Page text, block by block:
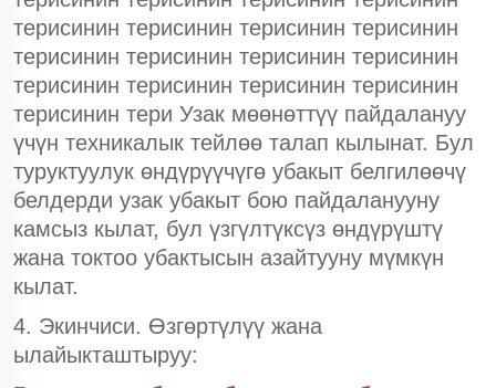
терисинин терисинин терисинин терисинин
терисинин терисинин терисинин терисинин
терисинин терисинин терисинин терисинин
терисинин тери Узак мөөнөттүү пайдалануу
үчүн техникалык тейлөө талап кылынат. Бул
туруктуулук өндүрүүчүгө убакыт белгилөөчү
белдерди узак убакыт бою пайдаланууну
камсыз кылат, бул үзгүлтүксүз өндүрүштү
жана токтоо убактысын азайтууну мүмкүн
кылат.
4. Экинчиси. Өзгөртүлүү жана
ылайыкташтыруу: